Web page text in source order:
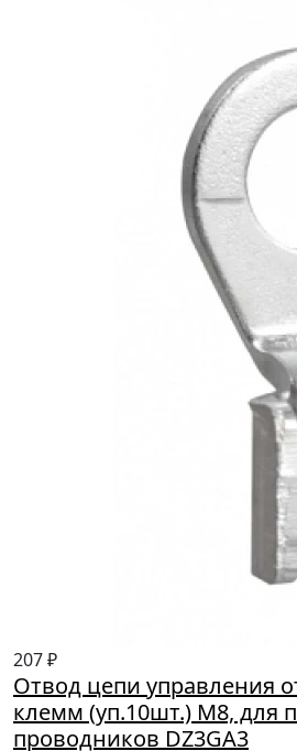
207 ₽
Отвод цепи управления
клемм (уп.10шт.) М8, для
проводников DZ3GA3